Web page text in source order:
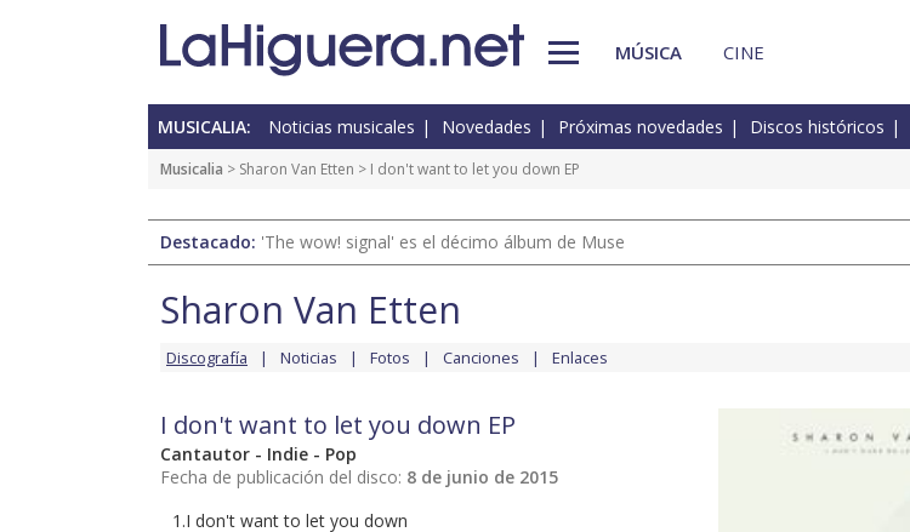
MÚSICA CINE
MUSICALIA: Noticias musicales Novedades Próximas novedades Discos históricos
Musicalia > Sharon Van Etten > I don't want to let you down EP
Destacado: 'The wow! signal' es el décimo álbum de Muse
Sharon Van Etten
Discografía Noticias Fotos Canciones Enlaces
I don't want to let you down EP
Cantautor - Indie - Pop
Fecha de publicación del disco: 8 de junio de 2015
1.I don't want to let you down